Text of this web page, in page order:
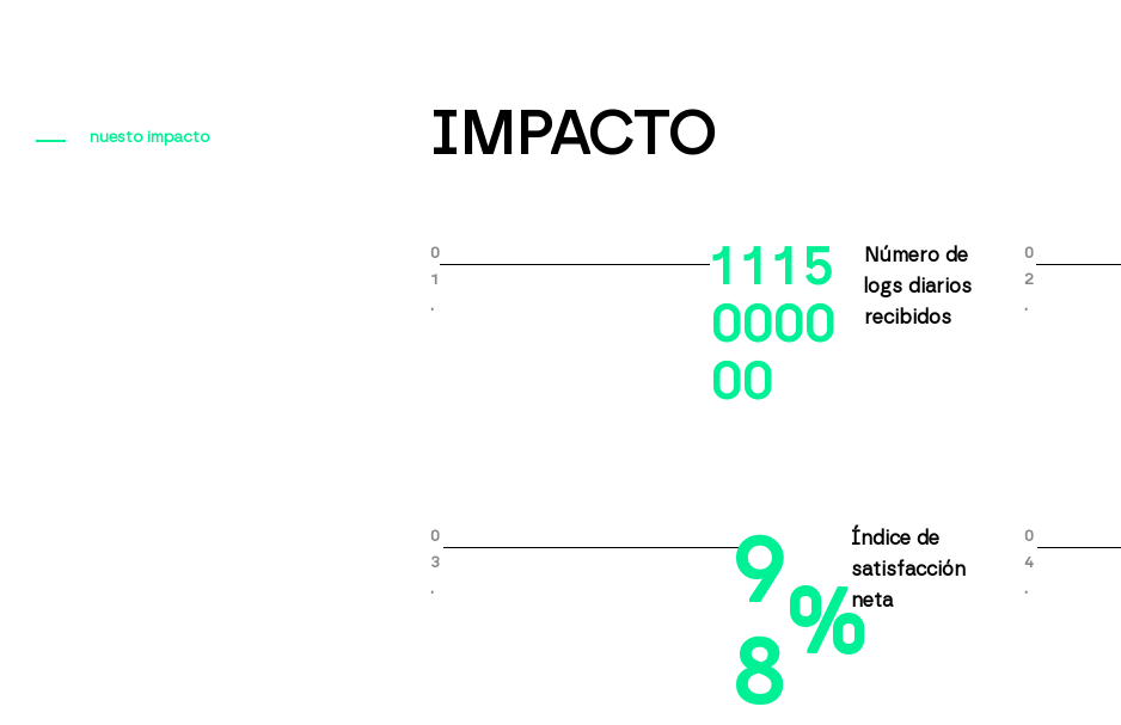
nuesto impacto IMPACTO
0
1
.
1 1 1 5
0000
00
Número de
logs diarios
recibidos
0
2
.
0
3
.
9
8
%
Índice de
satisfacción
neta
0
4
.